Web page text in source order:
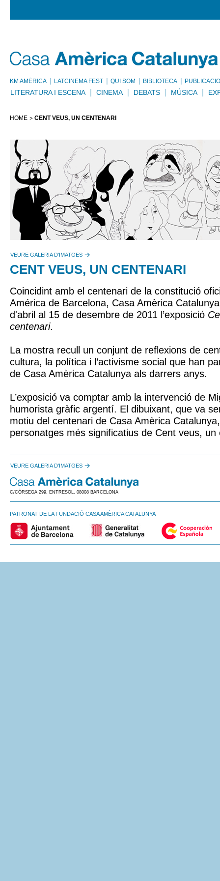
KM AMÈRICA LATCINEMA FEST QUI SOM BIBLIOTECA
LITERATURA I ESCENA CINEMA DEBATS MÚSICA
HOME CENT VEUS, UN CENTENARI
VEURE GALERIA D'IMATGES
CENT VEUS, UN CENTENARI
Coincidint amb el centenari de la constitució
América de Barcelona, Casa Amèrica
d'abril al 15 de desembre de 2011 l’exposició
centenari.
La mostra recull un conjunt de reflexions de
cultura, la política i l’activisme social que han
de Casa Amèrica Catalunya als darrers anys.
L’exposició va comptar amb la intervenció de
humorista gràfic argentí. El dibuixant, que va
motiu del centenari de Casa Amèrica
personatges més significatius de Cent veus, un
VEURE GALERIA D'IMATGES
C/CÒRSEGA 299, ENTRESOL. 08008 BARCELONA
PATRONAT DE LA FUNDACIÓ CASA AMÈRICA CATALUNYA